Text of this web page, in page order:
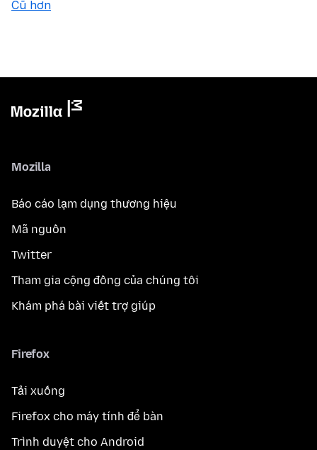
Cũ hơn
Mozilla
Báo cáo lạm dụng thương hiệu
Mã nguồn
Twitter
Tham gia cộng đồng của chúng tôi
Khám phá bài viết trợ giúp
Firefox
Tải xuống
Firefox cho máy tính để bàn
Trình duyệt cho Android